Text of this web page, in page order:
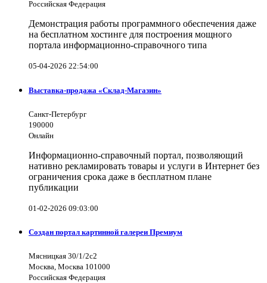
Российская Федерация
Демонстрация работы программного обеспечения даже
на бесплатном хостинге для построения мощного
портала информационно-справочного типа
05-04-2026 22:54:00
Выставка-продажа «Склад-Магазин»
Санкт-Петербург
190000
Онлайн
Информационно-справочный портал, позволяющий
нативно рекламировать товары и услуги в Интернет без
ограничения срока даже в бесплатном плане
публикации
01-02-2026 09:03:00
Создан портал картинной галереи Премиум
Мясницкая 30/1/2с2
Москва, Москва 101000
Российская Федерация